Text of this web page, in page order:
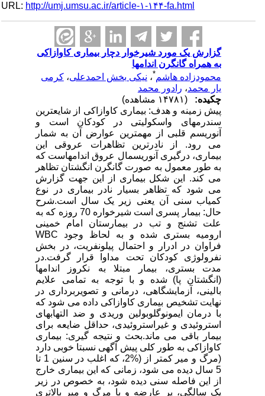
URL:http://umj.umsu.ac.ir/article-۱-۱۴۴-fa.html
گزارش یک مورد شیرخوار دچار بیماری کاوازاکی
به همراه گانگرن اندامها
محمودزاده هاشم ،نیکی بخش احمدعلی،کرمی
‌یار محمد،رادور محمد
چکیده:
پیش زمینه و هدف: بیماری کاوازاکی از شایعترین
سندرمهای واسکولیتی در کودکان است و
آنوریسم قلبی از مهمترین عوارض آن به شمار
می رود. از نادرترین تظاهرات عروقی این
بیماری، درگیری آنوریسمال عروق اندامهاست که
به طور معمول به صورت گانگرن انگشتان تظاهر
می کند. این شکل بیماری از این جهت گزارش
می شود که تظاهر بسیار نادر بیماری در نوع
کمیاب سنی آن یعنی زیر یک سال است.شرح
حال: بیمار پسری است شیرخواره 70 روزه که به
علت تشنج و تب در بیمارستان امام خمینی
ارومیه بستری شده و به لحاظ وجود WBC
فراوان در ادرار و احتمال پیلونفریت، در بخش
نفرولوژی کودکان تحت مداوا قرار گرفت.در
مدت بستری، بیمار مبتلا به نکروز اندامها
(انگشتان پا) شده و با توجه به تمامی علایم
بالینی، آزمایشگاهی، درمانی و تصویربرداری در
نهایت تشخیص بیماری کاوازاکی داده می شود که
با درمان ایمونوگلوبولین وریدی و ضد التهابهای
استروئیدی و غیراستروئیدی، حداقل ضایعه برای
بیمار باقی می ماند.بحث و نتیجه گیری: بیماری
کاوازاکی به طور کلی پیش آگهی نسبتا خوبی دارد
(مرگ و میر کمتر از (%2، که اغلب در سنین 1 تا
5 سال دیده می شود، زمانی که این بیماری خارج
از این فاصله سنی دیده شود، به خصوص در زیر
یک سالگی، پر عارضه و با مرگ و میر بالاتری